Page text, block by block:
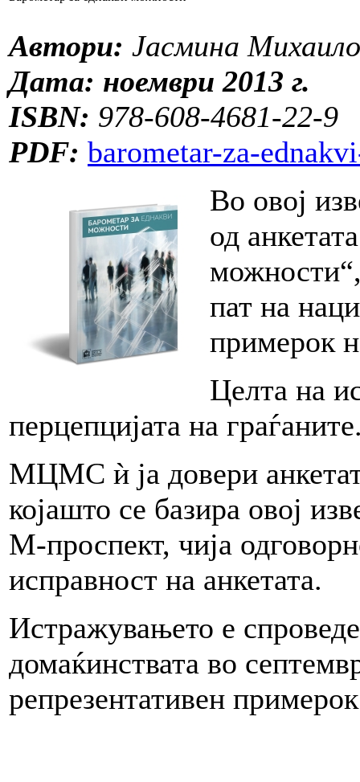
Автори: Јасмина
Дата: ноември 2013 г.
ISBN: 978-608-4681-22-9
PDF: barometar-za-
Во овој
од
пат на
примерок
Целта на
перцепцијата на
МЦМС ѝ ја довери
којашто се базира овој
М-проспект, чија
исправност на анкетата.
Истражувањето е
домаќинствата во
репрезентативен